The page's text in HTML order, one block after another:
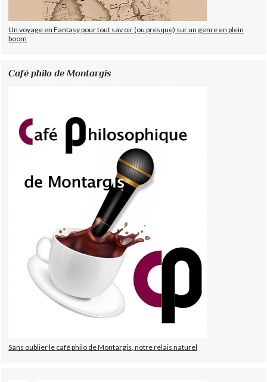
Un voyage en Fantasy pour tout sav oir (ou presque) sur un genre en plein
boom
Café philo de Montargis
Sans oublier le café philo de Montargis, notre relais naturel